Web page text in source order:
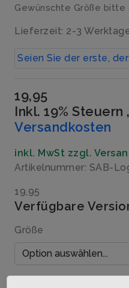
Gewünschte Größe bitte
Lieferzeit: 2-3
Seien Sie der erste,
19,95
Inkl. 19% Steuern ,
Versandkosten
inkl. MwSt zzgl.
Artikelnummer: SAB-
19,95
Verfügbare
Größe